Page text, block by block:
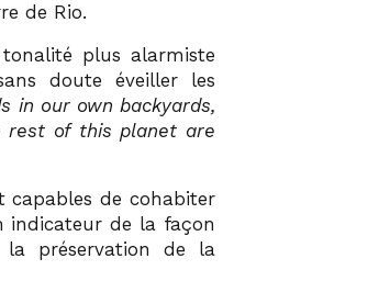
de Rio.
plus alarmiste
doute éveiller les
in our own backyards,
rest of this planet are
capables de cohabiter
indicateur de la façon
préservation de la